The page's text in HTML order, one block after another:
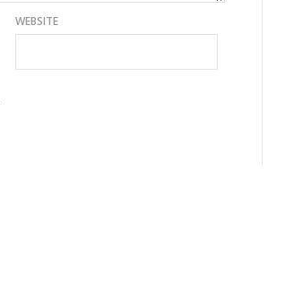
WEBSITE